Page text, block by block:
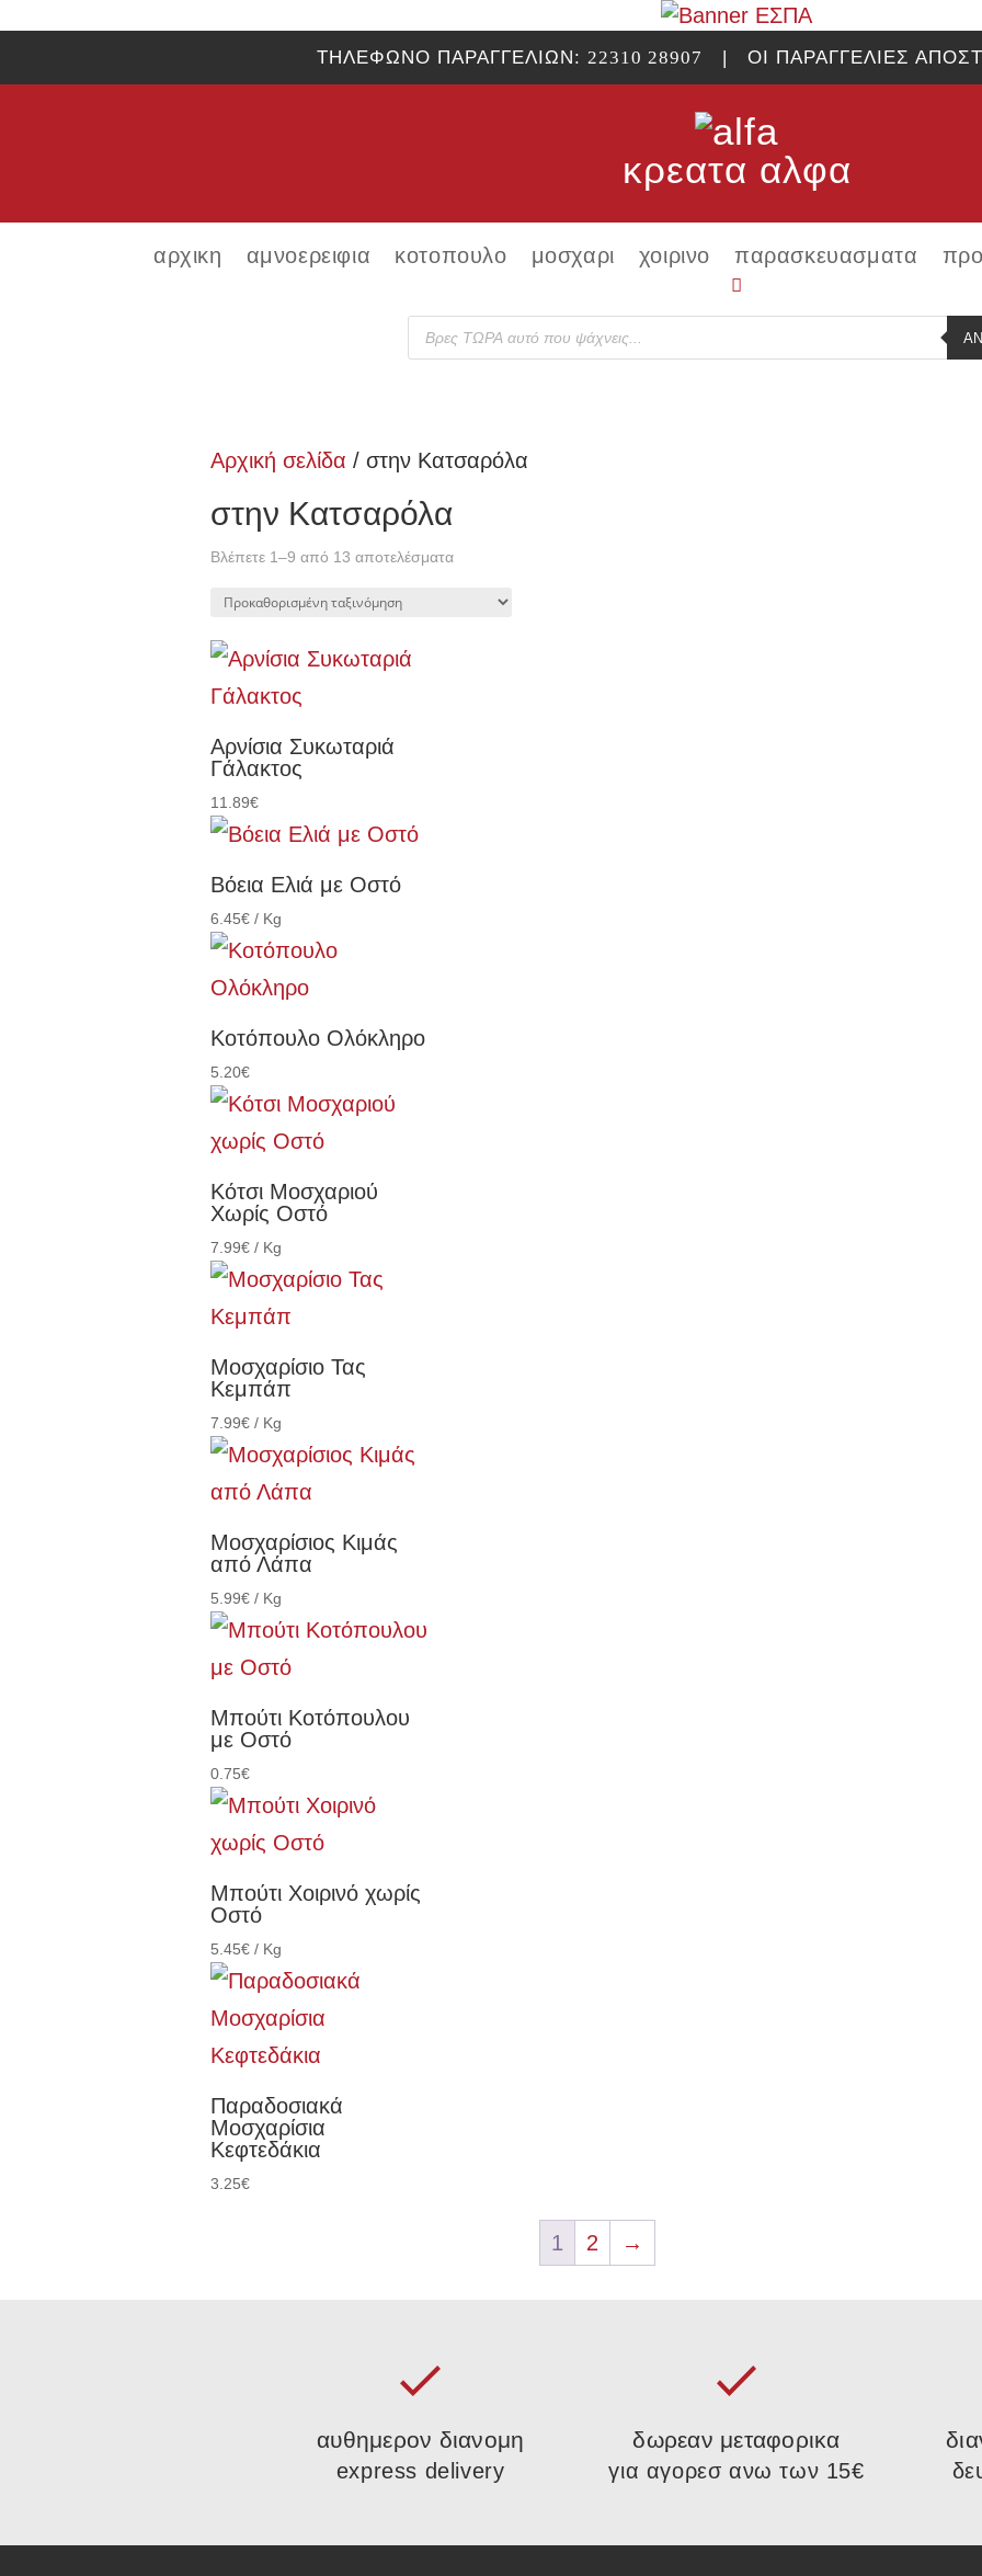
ΤΗΛΕΦΩΝΟ ΠΑΡΑΓΓΕΛΙΩΝ: 22310 28907 | ΟΙ ΠΑΡΑΓΓΕΛΙΕΣ
κρεατα αλφα
αρχικη αμνοερειφια κοτοπουλο μοσχαρι χοιρινο παρασκευασματα
Products
search
Αρχική σελίδα / στην Κατσαρόλα
στην Κατσαρόλα
Βλέπετε 1–9 από 13 αποτελέσματα
Αρνίσια Συκωταριά
Γάλακτος
11.89€
Βόεια Ελιά με Οστό
6.45€ / Kg
Κοτόπουλο Ολόκληρο
5.20€
Κότσι Μοσχαριού
Χωρίς Οστό
7.99€ / Kg
Μοσχαρίσιο Τας
Κεμπάπ
7.99€ / Kg
Μοσχαρίσιος Κιμάς
από Λάπα
5.99€ / Kg
Μπούτι Κοτόπουλου
με Οστό
0.75€
Μπούτι Χοιρινό χωρίς
Οστό
5.45€ / Kg
Παραδοσιακά
Μοσχαρίσια
Κεφτεδάκια
3.25€
1 2 →
αυθημερον διανομη
express delivery
δωρεαν μεταφορικα
για αγορεσ ανω των 15€